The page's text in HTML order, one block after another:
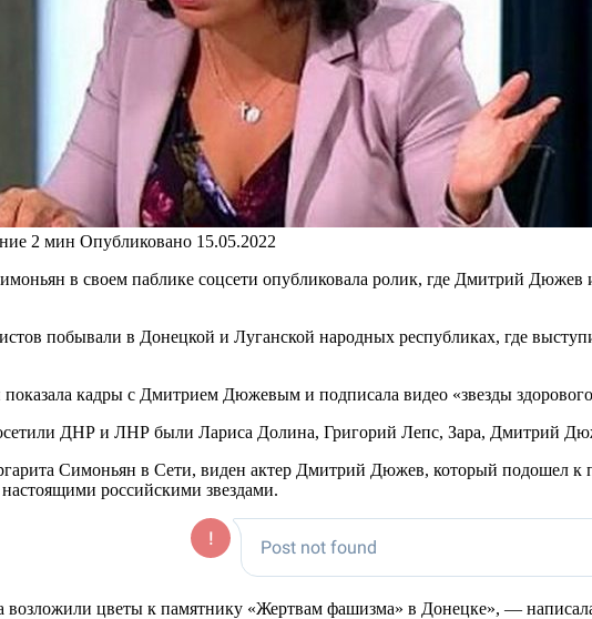
2 мин Опубликовано 15.05.2022
в своем паблике соцсети опубликовала ролик, где Дмитрий
побывали в Донецкой и Луганской народных республиках, где
кадры с Дмитрием Дюжевым и подписала видео «звезды здорового
ДНР и ЛНР были Лариса Долина, Григорий Лепс, Зара, Дмитрий
Симоньян в Сети, виден актер Дмитрий Дюжев, который
российскими звездами.
цветы к памятнику «Жертвам фашизма» в Донецке», —